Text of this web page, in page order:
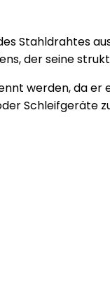
Stahldrahtes
der seine
werden, da er
Schleifgeräte